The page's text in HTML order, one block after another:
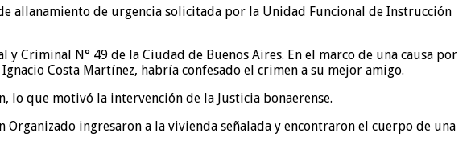
allanamiento de urgencia solicitada por la Unidad Funcional de Instrucción
Criminal N° 49 de la Ciudad de Buenos Aires. En el marco de una causa por
Costa Martínez, habría confesado el crimen a su mejor amigo.
lo que motivó la intervención de la Justicia bonaerense.
ingresaron a la vivienda señalada y encontraron el cuerpo de una